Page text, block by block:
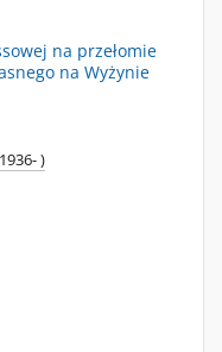
na przełomie
na Wyżynie
)